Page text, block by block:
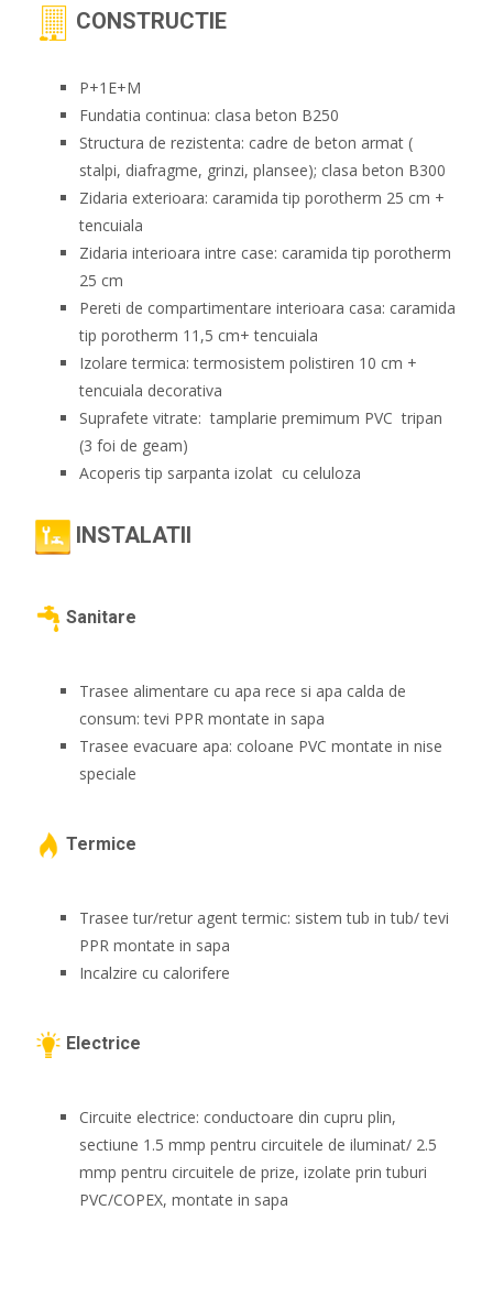
CONSTRUCTIE
P+1E+M
Fundatia continua: clasa beton B250
Structura de rezistenta: cadre de beton armat (
stalpi, diafragme, grinzi, plansee); clasa beton B300
Zidaria exterioara: caramida tip porotherm 25 cm +
tencuiala
Zidaria interioara intre case: caramida tip porotherm
25 cm
Pereti de compartimentare interioara casa: caramida
tip porotherm 11,5 cm+ tencuiala
Izolare termica: termosistem polistiren 10 cm +
tencuiala decorativa
Suprafete vitrate: tamplarie premimum PVC tripan
(3 foi de geam)
Acoperis tip sarpanta izolat cu celuloza
INSTALATII
Sanitare
Trasee alimentare cu apa rece si apa calda de
consum: tevi PPR montate in sapa
Trasee evacuare apa: coloane PVC montate in nise
speciale
Termice
Trasee tur/retur agent termic: sistem tub in tub/ tevi
PPR montate in sapa
Incalzire cu calorifere
Electrice
Circuite electrice: conductoare din cupru plin,
sectiune 1.5 mmp pentru circuitele de iluminat/ 2.5
mmp pentru circuitele de prize, izolate prin tuburi
PVC/COPEX, montate in sapa